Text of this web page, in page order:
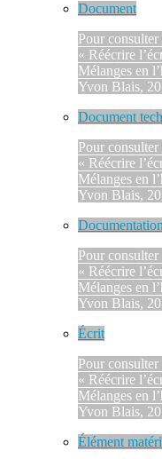
Document
Pour
« Réécrire
Mélanges en
Yvon Blais,
Document
Pour
« Réécrire
Mélanges en
Yvon Blais,
Pour
« Réécrire
Mélanges en
Yvon Blais,
Écrit
Pour
« Réécrire
Mélanges en
Yvon Blais,
Élément